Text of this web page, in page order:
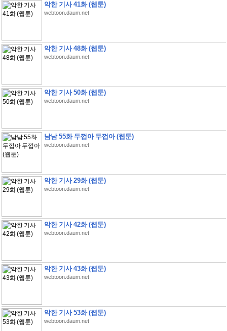
악한 기사 41화 (웹툰)
webtoon.daum.net
악한 기사 48화 (웹툰)
webtoon.daum.net
악한 기사 50화 (웹툰)
webtoon.daum.net
남남 55화 두껍아 두껍아 (웹툰)
webtoon.daum.net
악한 기사 29화 (웹툰)
webtoon.daum.net
악한 기사 42화 (웹툰)
webtoon.daum.net
악한 기사 43화 (웹툰)
webtoon.daum.net
악한 기사 53화 (웹툰)
webtoon.daum.net